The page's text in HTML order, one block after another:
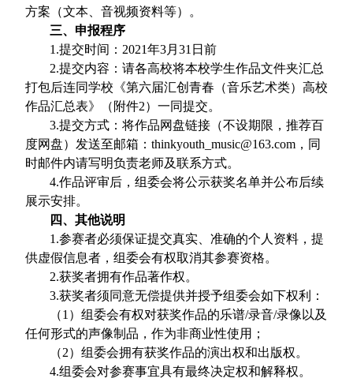
方案（文本、音视频资料等）。
三、申报程序
1.提交时间： 2021年3月31 日前
2.提交内容：请各高校将本校学生作品文件夹汇总
打包后连同学校《第六届汇创青春（音乐艺术类）高校
作品汇总表》（附件2）一同提交。
3.提交方式：将作品网盘链接（不设期限，推荐百
度网盘）发送至邮箱： thinkyouth_music@163.com，同
时邮件内请写明负责老师及联系方式。
4.作品评审后，组委会将公示获奖名单并公布后续
展示安排。
四、其他说明
1.参赛者必须保证提交真实、准确的个人资料，提
供虚假信息者，组委会有权取消其参赛资格。
2.获奖者拥有作品著作权。
3.获奖者须同意无偿提供并授予组委会如下权利：
（1 ）组委会有权对获奖作品的乐谱/录音/录像以及
任何形式的声像制品，作为非商业性使用；
（2）组委会拥有获奖作品的演出权和出版权。
4.组委会对参赛事宜具有最终决定权和解释权。